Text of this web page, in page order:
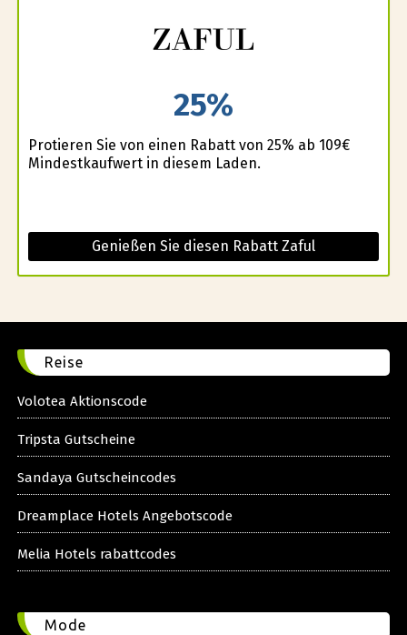
25%
Profitieren Sie von einen Rabatt von 25% ab 109€
Mindestkaufwert in diesem Laden.
Genießen Sie diesen Rabatt Zaful
Reise
Volotea Aktionscode
Tripsta Gutscheine
Sandaya Gutscheincodes
Dreamplace Hotels Angebotscode
Melia Hotels rabattcodes
Mode